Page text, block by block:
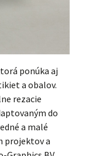
ponúka aj
a obalov.
rezacie
do
a malé
projektov a